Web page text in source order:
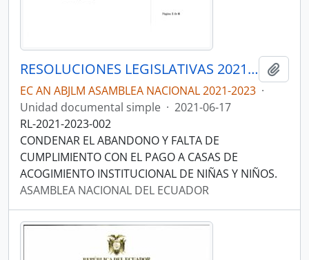
RESOLUCIONES LEGISLATIVAS 2021-2023
EC AN ABJLM ASAMBLEA NACIONAL 2021-2023 ·
Unidad documental simple · 2021-06-17
RL-2021-2023-002
CONDENAR EL ABANDONO Y FALTA DE
CUMPLIMIENTO CON EL PAGO A CASAS DE
ACOGIMIENTO INSTITUCIONAL DE NIÑAS Y NIÑOS.
ASAMBLEA NACIONAL DEL ECUADOR